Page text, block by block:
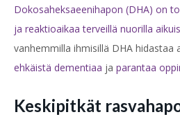
Dokosaheksaeenihapon (DHA) on
ja reaktioaikaa terveillä nuorilla
vanhemmilla ihmisillä DHA hidastaa
ehkäistä dementiaa ja parantaa
Keskipitkät